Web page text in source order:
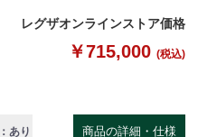
レグザオンラインストア価格
￥715,000 (税込)
あり 商品の詳細・仕様